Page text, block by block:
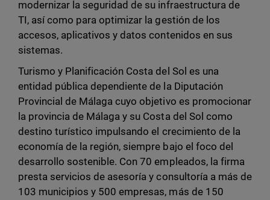
modernizar la seguridad de su infraestructura de
TI, así como para optimizar la gestión de los
accesos, aplicativos y datos contenidos en sus
sistemas.
Turismo y Planificación Costa del Sol es una
entidad pública dependiente de la Diputación
Provincial de Málaga cuyo objetivo es promocionar
la provincia de Málaga y su Costa del Sol como
destino turístico impulsando el crecimiento de la
economía de la región, siempre bajo el foco del
desarrollo sostenible. Con 70 empleados, la firma
presta servicios de asesoría y consultoría a más de
103 municipios y 500 empresas, más de 150